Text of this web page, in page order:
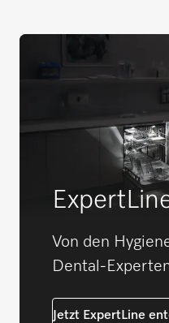
Von den
Dental-
Jetzt ExpertLine